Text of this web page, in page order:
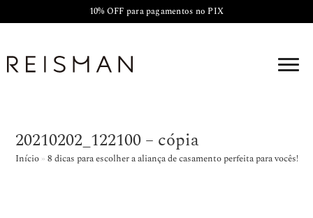
10% OFF para pagamentos no PIX
20210202_122100 – cópia
Início »8 dicas para escolher a aliança de casamento perfeita para vocês!